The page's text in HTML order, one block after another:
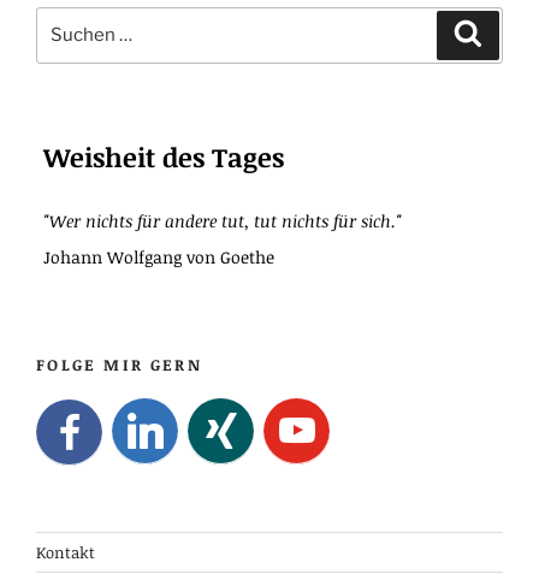
nach:
Weisheit des Tages
"Wer nichts für andere tut, tut nichts für sich."
Johann Wolfgang von Goethe
FOLGE MIR GERN
Kontakt